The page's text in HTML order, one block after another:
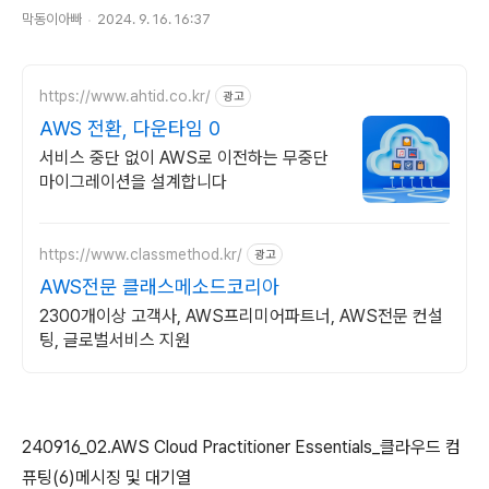
막동이아빠 2024. 9. 16. 16:37
https://www.ahtid.co.kr/ 광고
AWS 전환, 다운타임 0
서비스 중단 없이 AWS로 이전하는 무중단
마이그레이션을 설계합니다
https://www.classmethod.kr/ 광고
AWS전문 클래스메소드코리아
2300개이상 고객사, AWS프리미어파트너, AWS전문 컨설
팅, 글로벌서비스 지원
240916_02.AWS Cloud Practitioner Essentials_클라우드 컴
퓨팅(6)메시징 및 대기열